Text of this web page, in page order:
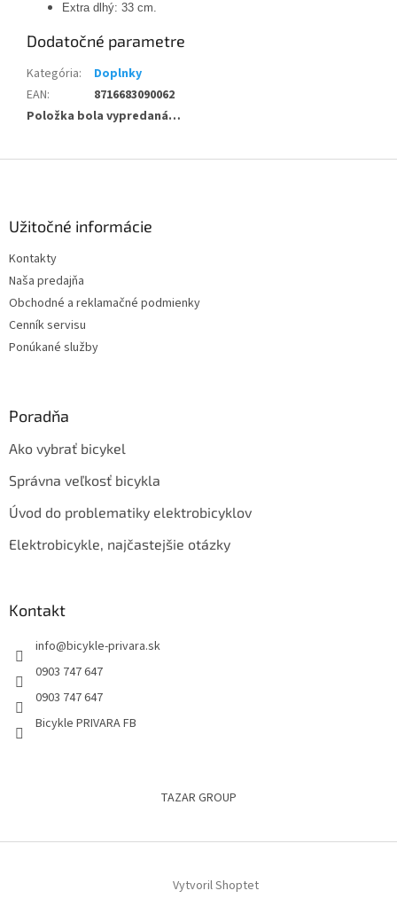
Extra dlhý: 33 cm.
Dodatočné parametre
Kategória:
Doplnky
EAN:
8716683090062
Položka bola vypredaná…
Užitočné informácie
Kontakty
Naša predajňa
Obchodné a reklamačné podmienky
Cenník servisu
Ponúkané služby
Poradňa
Ako vybrať bicykel
Správna veľkosť bicykla
Úvod do problematiky elektrobicyklov
Elektrobicykle, najčastejšie otázky
Kontakt
info@bicykle-privara.sk
0903 747 647
0903 747 647
Bicykle PRIVARA FB
TAZAR GROUP
Vytvoril Shoptet